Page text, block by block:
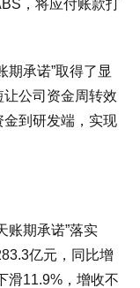
，将应付账款打
期承诺”取得了显
公司资金周转效
到研发端，实现
账期承诺”落实
亿元，同比增
滑11.9%，增收不